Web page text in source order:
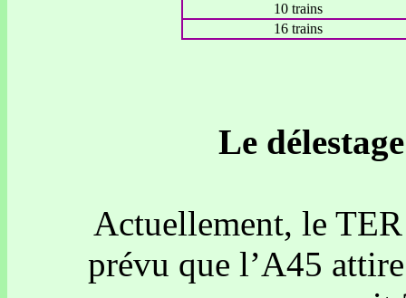
10 trains
16 trains
Le
Actuellement, le
prévu que l’A45